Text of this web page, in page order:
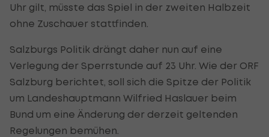
Uhr gilt, müsste das Spiel in der zweiten Halbzeit
ohne Zuschauer stattfinden.
Salzburgs Politik drängt daher nun auf eine
Verlegung der Sperrstunde auf 23 Uhr. Wie der ORF
Salzburg berichtet, soll sich die Spitze der Politik
um Landeshauptmann Wilfried Haslauer beim
Bund um eine Änderung der derzeit geltenden
Regelungen bemühen.